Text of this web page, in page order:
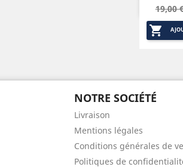
Prix
de
base
19,00

NOTRE SOCIÉTÉ
Livraison
Mentions légales
Conditions générales de
Politiques de